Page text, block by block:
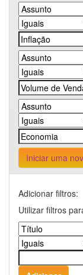
Iniciar uma
Adicionar filtros:
Utilizar filtros